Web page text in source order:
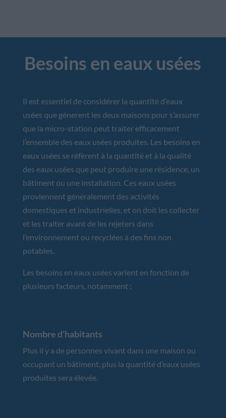
Besoins en eaux usées
Il est essentiel de considérer la quantité d’eaux
usées que génerent les deux maisons pour s’assurer
que la micro-station peut traiter efficacement
l’ensemble des eaux usées produites. Les besoins en
eaux usées se réfèrent à la quantité et à la qualité
des eaux usées que peut produire une résidence, un
bâtiment ou une installation. Ces eaux usées
proviennent généralement des activités
domestiques et industrielles, et on doit les collecter
et les traiter avant de les rejeters dans
l’environnement ou recyclées à des fins non
potables.
Les besoins en eaux usées varient en fonction de
plusieurs facteurs, notamment :
Nombre d’habitants
Plus il y a de personnes vivant dans une maison ou
occupant un bâtiment, plus la quantité d’eaux usées
produites sera élevée.